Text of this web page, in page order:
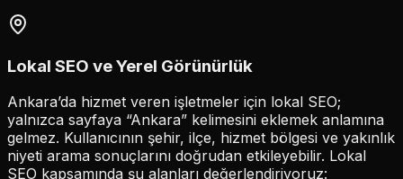
Lokal SEO ve Yerel Görünürlük
Ankara’da hizmet veren işletmeler için lokal SEO;
yalnızca sayfaya “Ankara” kelimesini eklemek anlamına
gelmez. Kullanıcının şehir, ilçe, hizmet bölgesi ve yakınlık
niyeti arama sonuçlarını doğrudan etkileyebilir. Lokal
SEO kapsamında şu alanları değerlendiriyoruz: